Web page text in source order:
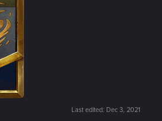
Last edited: Dec 3, 2021